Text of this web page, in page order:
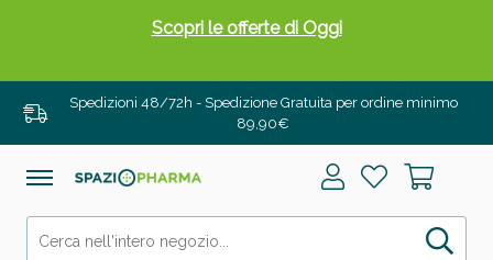
Spedizioni 48/72h - Spedizione Gratuita per ordine minimo
89,90€
Scopri le offerte di Oggi